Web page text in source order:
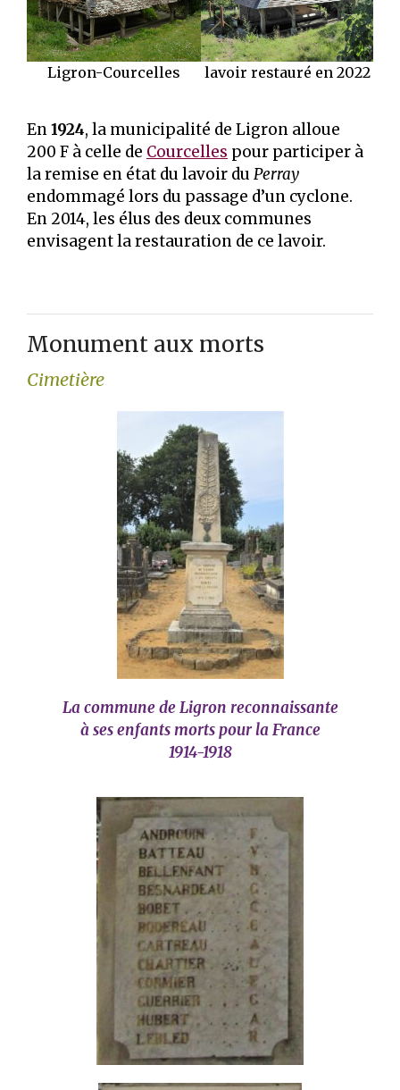
Ligron-Courcelles lavoir restauré en 2022
En1924, la municipalité de Ligron alloue
200 F à celle de Courcelles pour participer à
la remise en état du lavoir du Perray
endommagé lors du passage d’un cyclone.
En 2014, les élus des deux communes
envisagent la restauration de ce lavoir.
Monument aux morts
Cimetière
La commune de Ligron reconnaissante
à ses enfants morts pour la France
1914-1918